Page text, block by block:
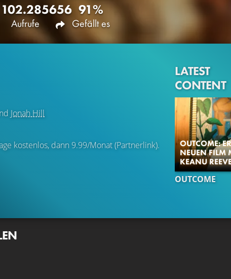
102.285
Aufrufe
656 91%
Gefällt es
Jonah Hill
kostenlos, dann 9.99/Monat (Partnerlink).
LATEST
CONTENT
OUTCOME:
NEUEN FILM
KEANU
OUTCOME